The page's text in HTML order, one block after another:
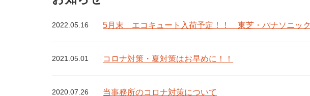
2022.05.16 5月末 エコキュート入荷予定！！ 東芝・パナソニック
2021.05.01 コロナ対策・夏対策はお早めに！！
2020.07.26 当事務所のコロナ対策について